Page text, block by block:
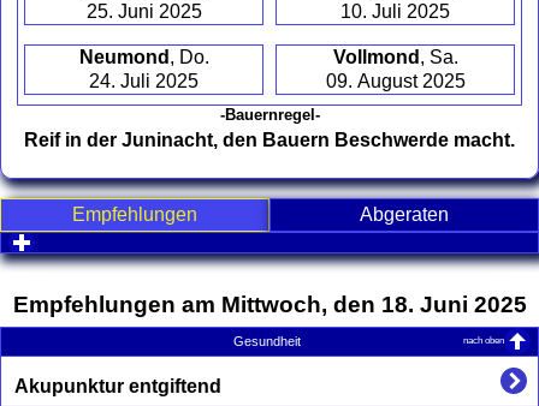
25. Juni 2025
10. Juli 2025
Neumond , Do.
24. Juli 2025
Vollmond , Sa.
09. August 2025
-Bauernregel-
Reif in der Juninacht, den Bauern Beschwerde macht.
Empfehlungen
Abgeraten
click to expand contents
Empfehlungen am Mittwoch, den 18. Juni 2025
Gesundheit nach oben
Akupunktur entgiftend